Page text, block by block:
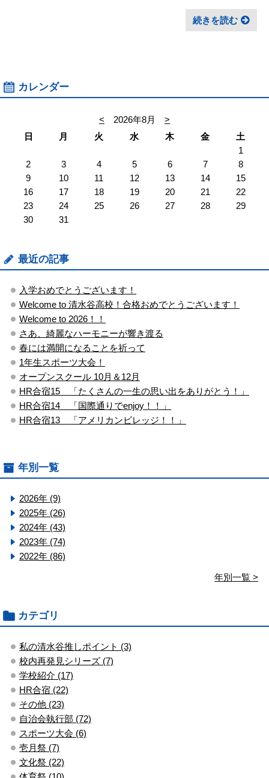
続きを読む
カレンダー
< 2026年8月
>
日
月 火 水 木 金
土
1
2
3 4 5 6 7
8
9
10 11 12 13 14
15
16
17 18 19 20 21
22
23
24 25 26 27 28
29
30
31
最近の記事
入学おめでとうございます！
Welcome to 清水谷高校！合格おめでとうございます！
Welcome to 2026！！
さあ、綺麗なハーモニーが響き渡る
春には満開になることを祈って
1年生スポーツ大会！
オープンスクール 10月＆12月
HR合宿15 「たくさんの一生の思い出をありがとう！」
HR合宿14 「国際通りでenjoy！！」
HR合宿13 「アメリカンビレッジ！！」
年別一覧
2026年 (9)
2025年 (26)
2024年 (43)
2023年 (74)
2022年 (86)
年別一覧 >
カテゴリ
私の清水谷推しポイント (3)
校内再発見シリーズ (7)
学校紹介 (17)
HR合宿 (22)
その他 (23)
自治会執行部 (72)
スポーツ大会 (6)
壱月祭 (7)
文化祭 (22)